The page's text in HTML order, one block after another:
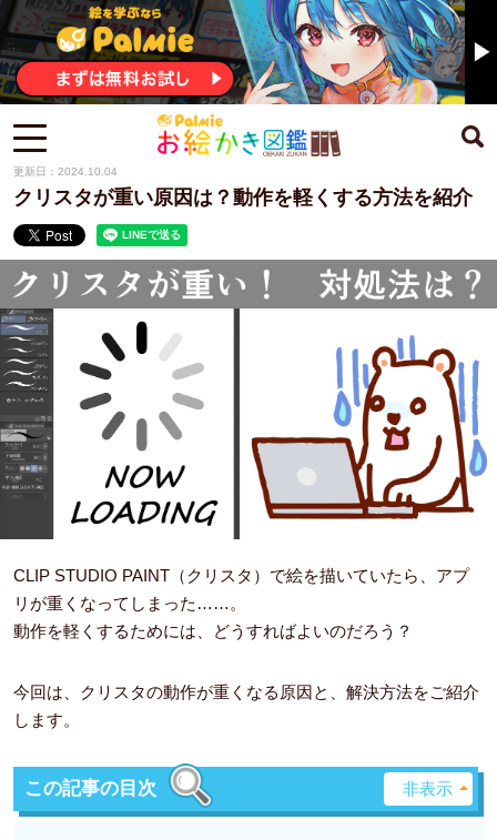
クリスタが重い原因は？動作を軽くする方法を紹介
更新日：2024.10.04
CLIP STUDIO PAINT（クリスタ）で絵を描いていたら、アプ
リが重くなってしまった……。
動作を軽くするためには、どうすればよいのだろう？
今回は、クリスタの動作が重くなる原因と、解決方法をご紹介
します。
この記事の目次